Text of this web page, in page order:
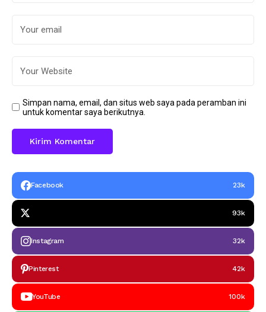
Simpan nama, email, dan situs web saya pada peramban ini
untuk komentar saya berikutnya.
Facebook 23k
93k
Instagram 32k
Pinterest 42k
YouTube 100k